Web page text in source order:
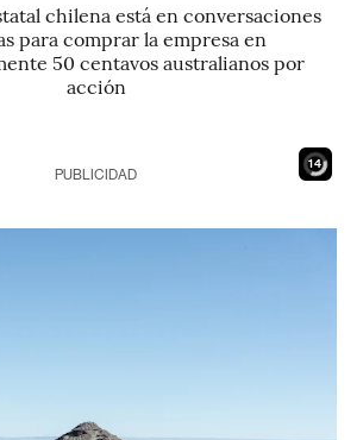
chilena está en conversaciones
para comprar la empresa en
50 centavos australianos por
acción
13
PUBLICIDAD